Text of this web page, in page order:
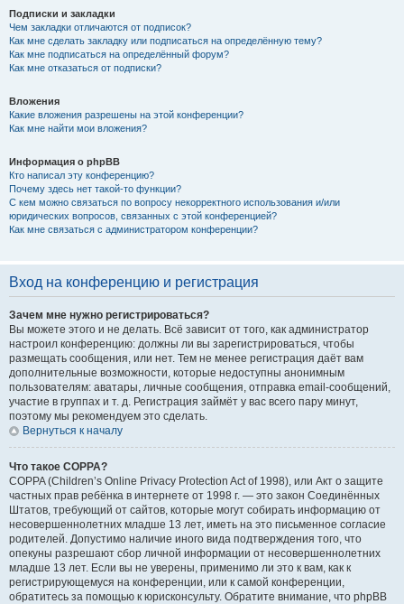
Подписки и закладки
Чем закладки отличаются от подписок?
Как мне сделать закладку или подписаться на определённую тему?
Как мне подписаться на определённый форум?
Как мне отказаться от подписки?
Вложения
Какие вложения разрешены на этой конференции?
Как мне найти мои вложения?
Информация о phpBB
Кто написал эту конференцию?
Почему здесь нет такой-то функции?
С кем можно связаться по вопросу некорректного использования и/или
юридических вопросов, связанных с этой конференцией?
Как мне связаться с администратором конференции?
Вход на конференцию и регистрация
Зачем мне нужно регистрироваться?
Вы можете этого и не делать. Всё зависит от того, как администратор
настроил конференцию: должны ли вы зарегистрироваться, чтобы
размещать сообщения, или нет. Тем не менее регистрация даёт вам
дополнительные возможности, которые недоступны анонимным
пользователям: аватары, личные сообщения, отправка email-сообщений,
участие в группах и т. д. Регистрация займёт у вас всего пару минут,
поэтому мы рекомендуем это сделать.
Вернуться к началу
Что такое COPPA?
COPPA (Children’s Online Privacy Protection Act of 1998), или Акт о защите
частных прав ребёнка в интернете от 1998 г. — это закон Соединённых
Штатов, требующий от сайтов, которые могут собирать информацию от
несовершеннолетних младше 13 лет, иметь на это письменное согласие
родителей. Допустимо наличие иного вида подтверждения того, что
опекуны разрешают сбор личной информации от несовершеннолетних
младше 13 лет. Если вы не уверены, применимо ли это к вам, как к
регистрирующемуся на конференции, или к самой конференции,
обратитесь за помощью к юрисконсульту. Обратите внимание, что phpBB